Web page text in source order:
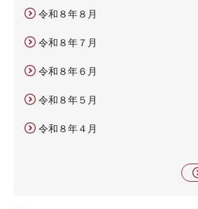
令和８年８月
令和８年７月
令和８年６月
令和８年５月
令和８年４月